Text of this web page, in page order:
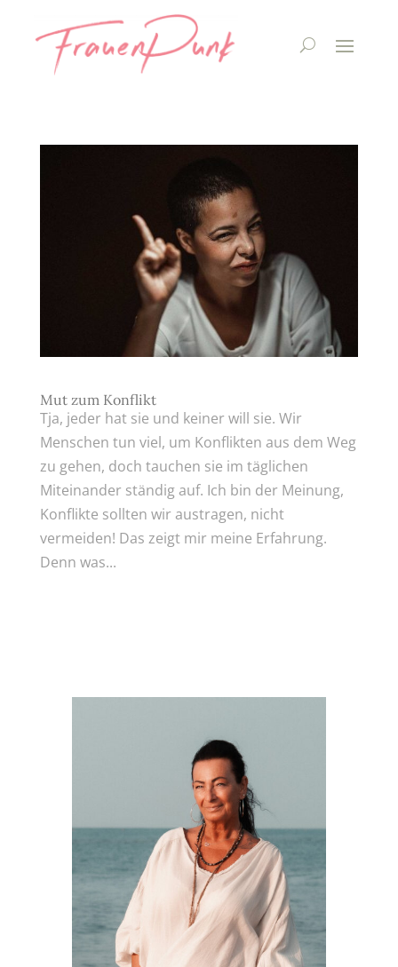
Mut zum Konflikt
Tja, jeder hat sie und keiner will sie. Wir
Menschen tun viel, um Konflikten aus dem Weg
zu gehen, doch tauchen sie im täglichen
Miteinander ständig auf. Ich bin der Meinung,
Konflikte sollten wir austragen, nicht
vermeiden! Das zeigt mir meine Erfahrung.
Denn was...